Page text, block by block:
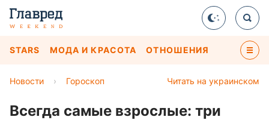
STARS МОДА И КРАСОТА ОТНОШЕНИЯ
Читать на украинском
Новости › Гороскоп
Всегда самые взрослые: три